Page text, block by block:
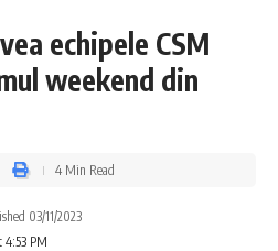
echipele CSM
weekend din
4:53 PM
03/11/2023
4 Min Read